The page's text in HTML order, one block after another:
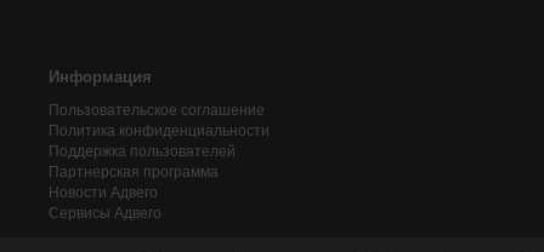
Информация
Пользовательское соглашение
Политика конфиденциальности
Поддержка пользователей
Партнерская программа
Новости Адвего
Сервисы Адвего